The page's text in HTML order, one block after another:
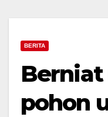
BERITA
pohon